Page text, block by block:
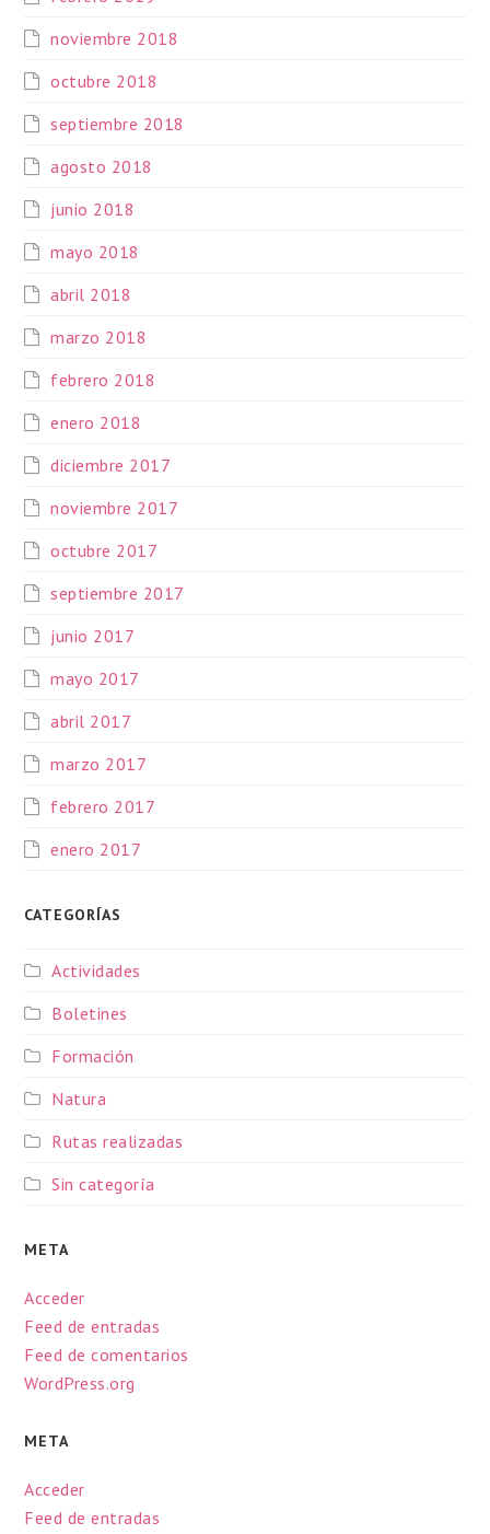
noviembre 2018
octubre 2018
septiembre 2018
agosto 2018
junio 2018
mayo 2018
abril 2018
marzo 2018
febrero 2018
enero 2018
diciembre 2017
noviembre 2017
octubre 2017
septiembre 2017
junio 2017
mayo 2017
abril 2017
marzo 2017
febrero 2017
enero 2017
CATEGORÍAS
Actividades
Boletines
Formación
Natura
Rutas realizadas
Sin categoría
META
Acceder
Feed de entradas
Feed de comentarios
WordPress.org
META
Acceder
Feed de entradas